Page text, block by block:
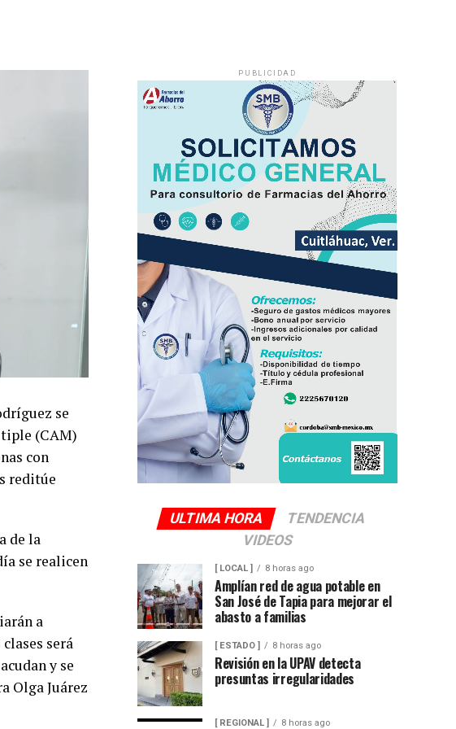
se
(CAM)
con
reditúe
de la
se realicen
a
será
y se
Olga Juárez
PUBLICIDAD
ULTIMA HORA
TENDENCIA
VIDEOS
[ LOCAL ] 8 horas ago
Amplían red de agua potable en
San José de Tapia para mejorar el
abasto a familias
[ ESTADO ] 8 horas ago
Revisión en la UPAV detecta
presuntas irregularidades
[ REGIONAL ] 8 horas ago